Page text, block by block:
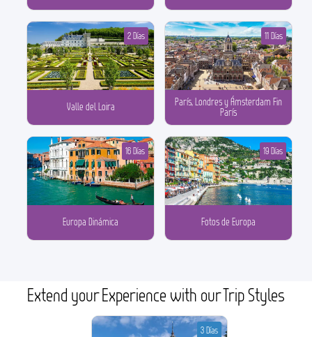
Valle del Loira
2 Días
París, Londres y Ámsterdam Fin
París
11 Días
Europa Dinámica
16 Días
Fotos de Europa
19 Días
Extend your Experience with our Trip Styles
3 Días